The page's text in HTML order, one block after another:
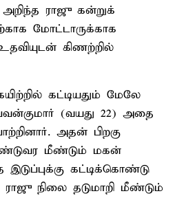
அறிந்த ராஜு கன்றுக்
மோட்டாருக்காக
கிணற்றில்
கட்டியதும் மேலே
(வயது 22) அதை
அதன் பிறகு
மீண்டும் மகன்
கட்டிக்கொண்டு
நிலை தடுமாறி மீண்டும்